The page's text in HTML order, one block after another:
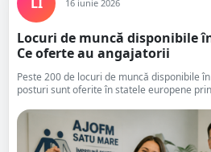
16 iunie 2026
Locuri de muncă disponibile
Ce oferte au angajatorii
Peste 200 de locuri de muncă disponibile
posturi sunt oferite în statele europene prin